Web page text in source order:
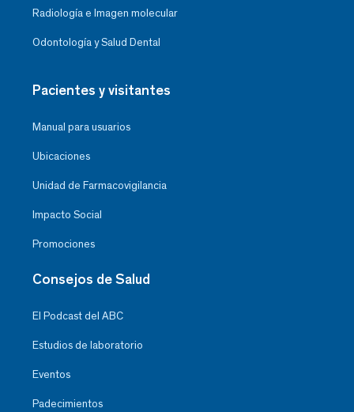
Radiología e Imagen molecular
Odontología y Salud Dental
Pacientes y visitantes
Manual para usuarios
Ubicaciones
Unidad de Farmacovigilancia
Impacto Social
Promociones
Consejos de Salud
El Podcast del ABC
Estudios de laboratorio
Eventos
Padecimientos